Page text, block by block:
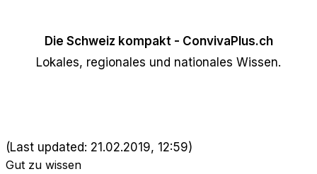
Die Schweiz kompakt - ConvivaPlus.ch
Lokales, regionales und nationales Wissen.
(Last updated: 21.02.2019, 12:59)
Gut zu wissen